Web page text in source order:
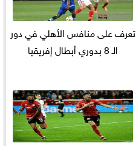
تعرف على منافس الأهلي في دور
الـ 8 بدوري أبطال إفريقيا